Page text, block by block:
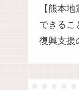
【熊本
できるこ
復興支援